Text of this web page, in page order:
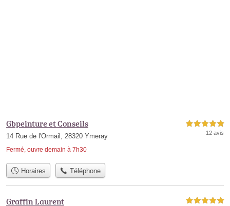
Gbpeinture et Conseils
14 Rue de l'Ormail, 28320 Ymeray
Fermé, ouvre demain à 7h30
5,0 étoiles sur 5
12 avis
Horaires Téléphone
Graffin Laurent 5,0 étoiles sur 5